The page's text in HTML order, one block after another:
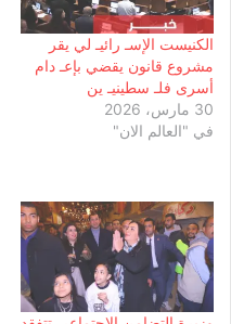
الكنيست الإسـ رائيـ لي يقر
مشروع قانون يقضي بإعـ دام
أسرى فلـ سطينيـ ين
30 مارس، 2026
في "العالم الان"